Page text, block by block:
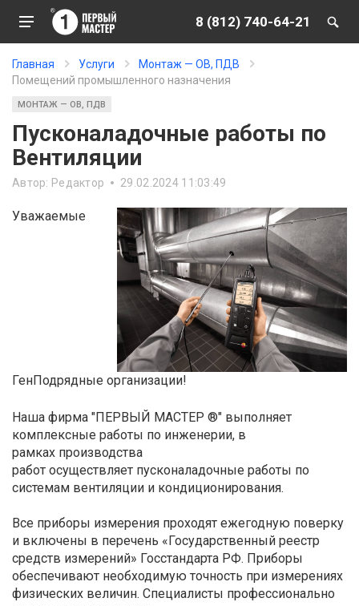
8 (812) 740-64-21
Главная Услуги
Монтаж — ОВ, ПДВ
Помещений промышленного назначения
МОНТАЖ — ОВ, ПДВ
Пусконаладочные работы по
Вентиляции
Автор: Редактор 29.02.2024 11:03:49
Уважаемые
ГенПодрядные организации!
Наша фирма "ПЕРВЫЙ МАСТЕР ®" выполняет
комплексные работы по инженерии, в
рамках производства
работ осуществляет пусконаладочные работы по
системам вентиляции и кондиционирования.
Все приборы измерения проходят ежегодную поверку
и включены в перечень «Государственный реестр
средств измерений» Госстандарта РФ. Приборы
обеспечивают необходимую точность при измерениях
физических величин. Специалисты профессионально